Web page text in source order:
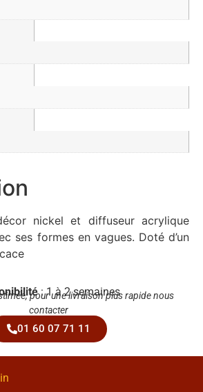
nickel et diffuseur acrylique
ses formes en vagues. Doté d’un
: 1 à 2 semaines
pour une livraison plus rapide nous
contacter
01 60 07 71 11